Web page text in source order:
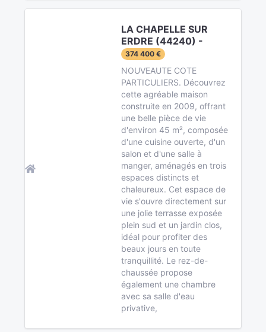
LA CHAPELLE SUR
ERDRE (44240) -
374 400 €
NOUVEAUTE COTE
PARTICULIERS. Découvrez
cette agréable maison
construite en 2009, offrant
une belle pièce de vie
d'environ 45 m², composée
d'une cuisine ouverte, d'un
salon et d'une salle à
manger, aménagés en trois
espaces distincts et
chaleureux. Cet espace de
vie s'ouvre directement sur
une jolie terrasse exposée
plein sud et un jardin clos,
idéal pour profiter des
beaux jours en toute
tranquillité. Le rez-de-
chaussée propose
également une chambre
avec sa salle d'eau
privative,